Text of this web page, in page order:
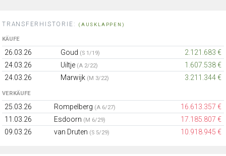
TRANSFERHISTORIE: (AUSKLAPPEN)
KÄUFE
26.03.26 Goud (S 1/19)
2.121.683 €
24.03.26
Uiltje (A 2/22)
1.607.538 €
24.03.26
Marwijk (M 3/22) 3.211.344 €
VERKÄUFE
25.03.26 Rompelberg (A 6/27)
16.613.357 €
11.03.26
Esdoorn (M 6/29)
17.185.807 €
09.03.26
van Druten (S 5/29) 10.918.945 €